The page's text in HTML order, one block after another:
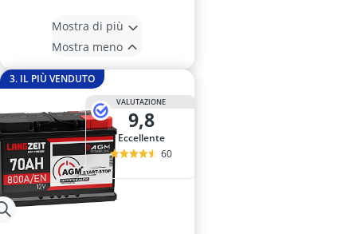
Mostra di più
Mostra meno
3. IL PIÙ VENDUTO
VALUTAZIONE
9,8
Eccellente
60